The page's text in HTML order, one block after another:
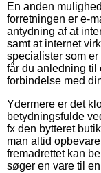
En anden
forretningen er e-
antydning af at
samt at internet
specialister som
får du anledning
forbindelse med
Ydermere er det
betydningsfulde
fx den bytteret
man altid
fremadrettet kan
søger en vare til